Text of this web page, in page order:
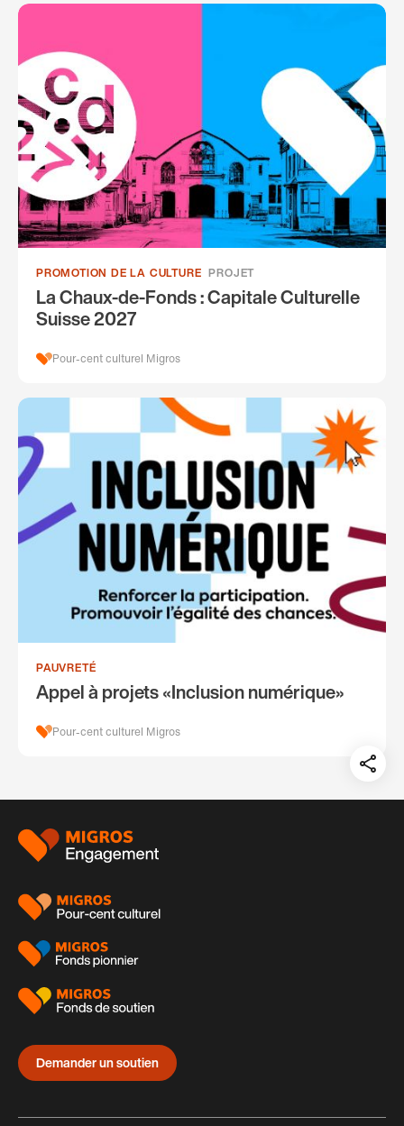
PROMOTION DE LA CULTURE PROJET
La Chaux-de-Fonds : Capitale Culturelle
Suisse 2027
Pour-cent culturel Migros
PAUVRETÉ
Appel à projets «Inclusion numérique»
Pour-cent culturel Migros
auf:
Pied
page
Demander un soutien